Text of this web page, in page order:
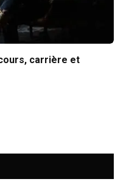
carrière et